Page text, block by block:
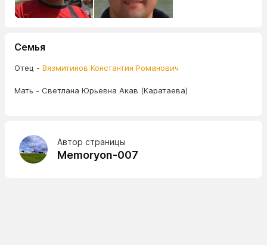
Семья
Отец - Вязмитинов Константин Романович
Мать - Светлана Юрьевна Акав (Каратаева)
Автор страницы
Memoryon-007